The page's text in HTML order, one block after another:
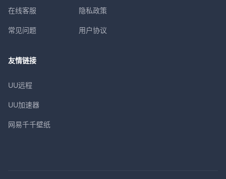
在线客服
常见问题
隐私政策
用户协议
友情链接
UU远程
UU加速器
网易千千壁纸